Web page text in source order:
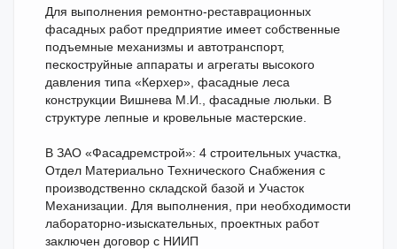
Для выполнения ремонтно-реставрационных
фасадных работ предприятие имеет собственные
подъемные механизмы и автотранспорт,
пескоструйные аппараты и агрегаты высокого
давления типа «Керхер», фасадные леса
конструкции Вишнева М.И., фасадные люльки. В
структуре лепные и кровельные мастерские.
В ЗАО «Фасадремстрой»: 4 строительных участка,
Отдел Материально Технического Снабжения с
производственно складской базой и Участок
Механизации. Для выполнения, при необходимости
лабораторно-изыскательных, проектных работ
заключен договор с НИИП